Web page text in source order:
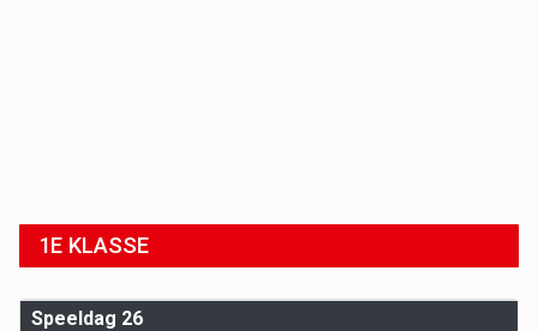
1E KLASSE
Speeldag 26